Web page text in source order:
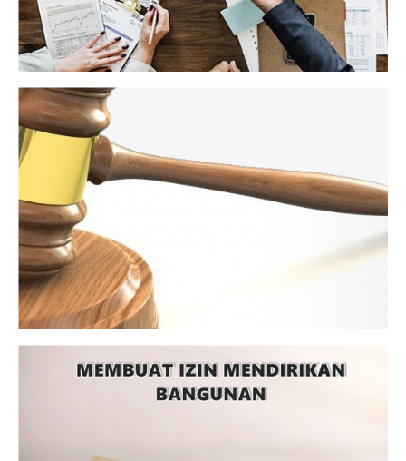
Ahlinya Jasa Pendirian PT dan
Badan Hukum Lainnya
Solusihukum.id adalah penyedia jasa pendirian PT maupun
perusahaan dengan badan hukum lainnya untuk
membuatkan berbagai macam dokumen yang sah agar
perusahaan bisa beroperasi dengan maksimal dan secara
Konsultasi Hukum Keluarga dengan